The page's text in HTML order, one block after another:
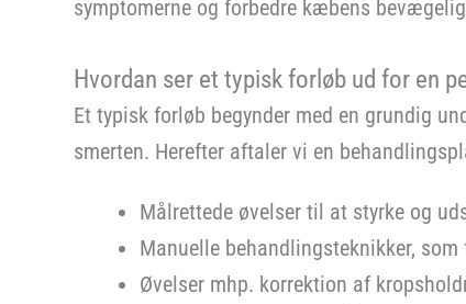
symptomerne og forbedre kæbens
Hvordan ser et typisk forløb ud for en
Et typisk forløb begynder med en grundig
smerten. Herefter aftaler vi en
Målrettede øvelser til at styrke og
Manuelle behandlingsteknikker,
Øvelser mhp. korrektion af